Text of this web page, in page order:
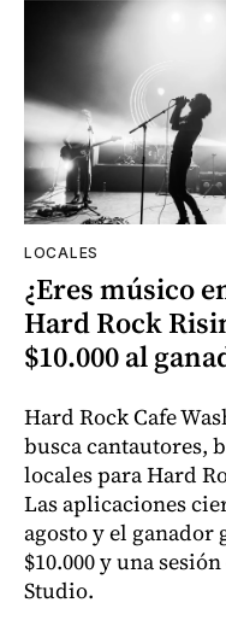
LOCALES
¿Eres músico
Hard Rock
$10.000 al
Hard Rock Cafe
busca cantautores,
locales para Hard
Las aplicaciones
agosto y el
$10.000 y una
Studio.